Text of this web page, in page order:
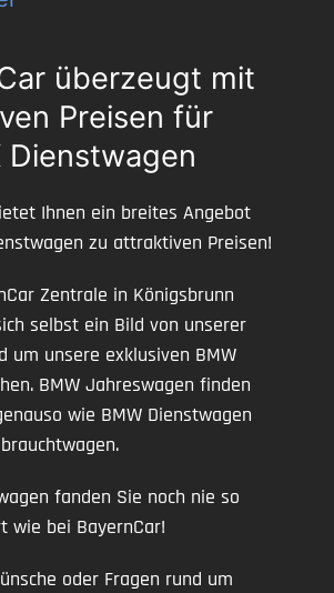
überzeugt mit
Preisen für
Dienstwagen
Ihnen ein breites Angebot
zu attraktiven Preisen!
Zentrale in Königsbrunn
selbst ein Bild von unserer
um unsere exklusiven BMW
BMW Jahreswagen finden
wie BMW Dienstwagen
fanden Sie noch nie so
wie bei BayernCar!
oder Fragen rund um